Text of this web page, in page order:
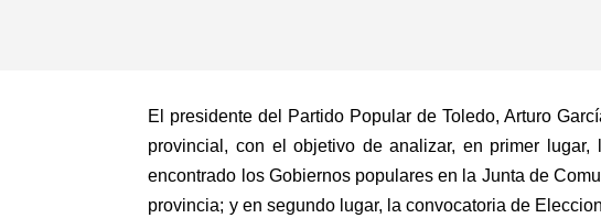
El presidente del Partido Popular de Toledo, Arturo
provincial, con el objetivo de analizar, en primer
encontrado los Gobiernos populares en la Junta de
provincia; y en segundo lugar, la convocatoria de